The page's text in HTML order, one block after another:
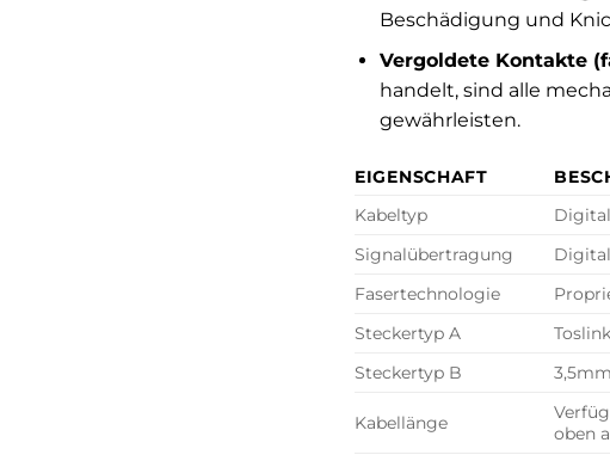
Beschädigung und
Vergoldete Kontakte
handelt, sind alle
gewährleisten.
EIGENSCHAFT
Kabeltyp
Signalübertragung
Fasertechnologie
Steckertyp A
Steckertyp B
Kabellänge
oben